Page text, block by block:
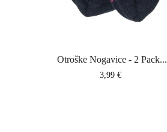
Otroške Nogavice - 2 Pack...
Cena
3,99 €